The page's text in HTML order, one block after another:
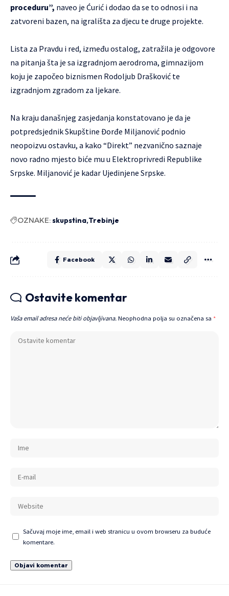
proceduru”, naveo je Ćurić i dodao da se to odnosi i na
zatvoreni bazen, na igrališta za djecu te druge projekte.
Lista za Pravdu i red, između ostalog, zatražila je odgovore
na pitanja šta je sa izgradnjom aerodroma, gimnazijom
koju je započeo biznismen Rodoljub Drašković te
izgradnjom zgradom za ljekare.
Na kraju današnjeg zasjedanja konstatovano je da je
potpredsjednik Skupštine Đorđe Miljanović podnio
neopoizvu ostavku, a kako “Direkt” nezvanično saznaje
novo radno mjesto biće mu u Elektroprivredi Republike
Srpske. Miljanović je kadar Ujedinjene Srpske.
OZNAKE:skupstina Trebinje
Facebook
Ostavite komentar
Vaša email adresa neće biti objavljivana. Neophodna polja su označena sa *
Sačuvaj moje ime, email i web stranicu u ovom browseru za buduće
komentare.